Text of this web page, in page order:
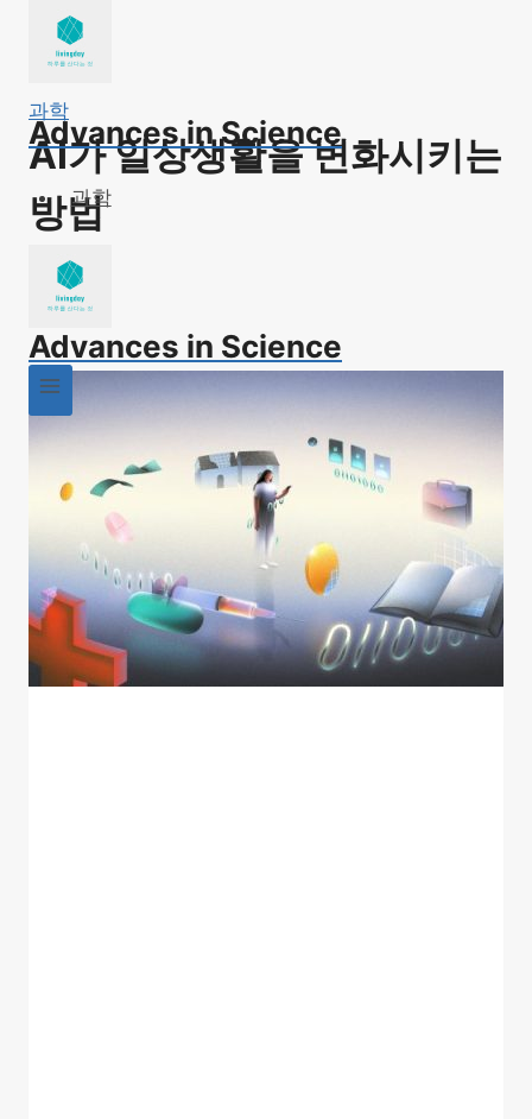
Advances in Science
과학
Advances in Science
과학
AI가 일상생활을 변화시키는
방법